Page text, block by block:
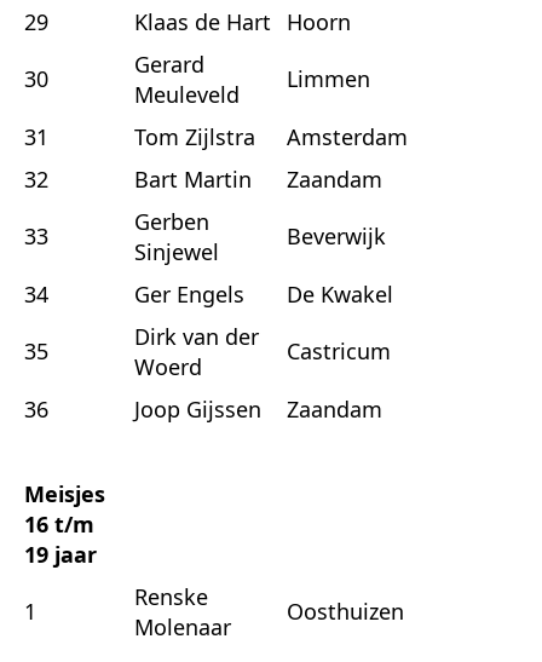
29
Klaas de Hart
Hoorn
30
Gerard
Meuleveld
Limmen
31
Tom Zijlstra
Amsterdam
32
Bart Martin
Zaandam
33
Gerben
Sinjewel
Beverwijk
34
Ger Engels
De Kwakel
35
Dirk van der
Woerd
Castricum
36
Joop Gijssen Zaandam
Meisjes
16 t/m
19 jaar
1
Renske
Molenaar
Oosthuizen